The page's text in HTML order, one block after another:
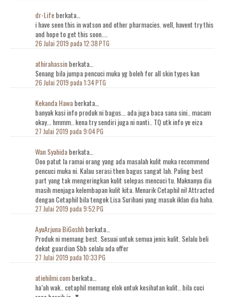
dr-Lifeberkata…
i have seen this in watson and other pharmacies. well, havent try this
and hope to get this soon....
26 Julai 2019 pada 12:38 PTG
athirahassinberkata…
Senang bila jumpa pencuci muka yg boleh for all skin types kan
26 Julai 2019 pada 1:34 PTG
Kekanda Hawaberkata…
banyak kasi info produk ni bagus... ada juga baca sana sini.. macam
okay... hmmm.. kena try sendiri juga ni nanti.. TQ utk info ye eiza
27 Julai 2019 pada 9:04 PG
Wan Syahidaberkata…
Ooo patut la ramai orang yang ada masalah kulit muka recommend
pencuci muka ni. Kalau serasi then bagus sangat lah. Paling best
part yang tak mengeringkan kulit selepas mencuci tu. Maknanya dia
masih menjaga kelembapan kulit kita. Menarik Cetaphil ni! Attracted
dengan Cetaphil bila tengok Lisa Surihani yang masuk iklan dia haha.
27 Julai 2019 pada 9:52 PG
AyuArjuna BiGoshhberkata…
Produk ni memang best. Sesuai untuk semua jenis kulit. Selalu beli
dekat guardian Sbb selalu ada offer
27 Julai 2019 pada 10:33 PG
atiehilmi.comberkata…
ha’ah wak.. cetaphil memang elok untuk kesihatan kulit.. bila cuci